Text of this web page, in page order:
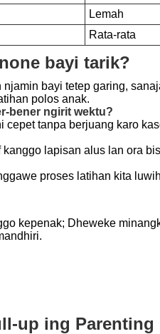
Lemah
Rata-rata
bayi tarik?
bayi tetep garing,
polos anak.
bener ngirit wektu?
cepet tanpa berjuang karo
lapisan alus lan ora
proses latihan kita
kepenak; Dheweke
up ing Parenting